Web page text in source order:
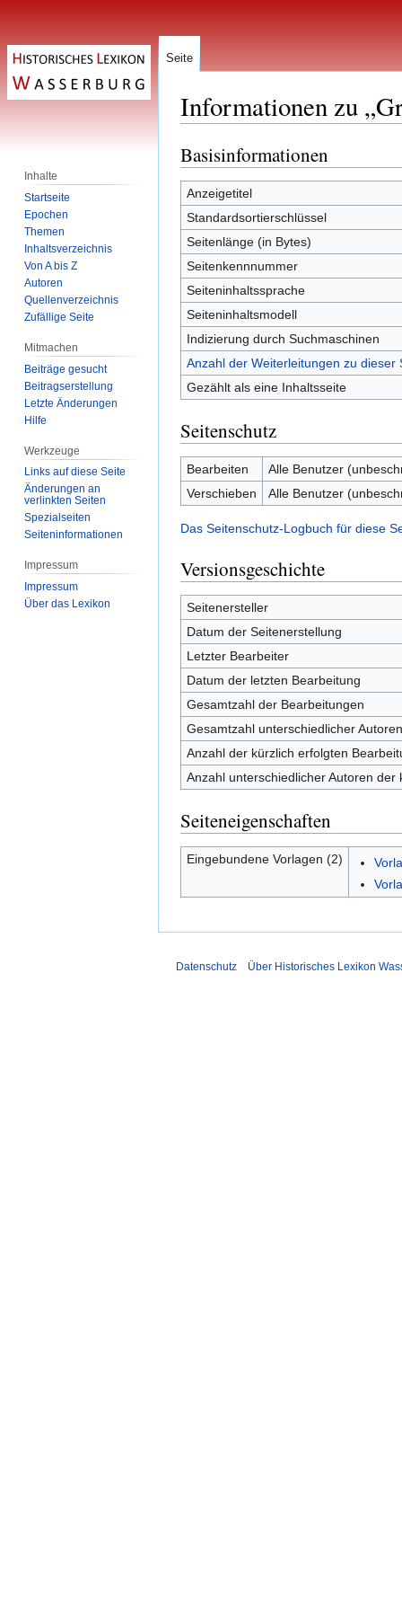
Informationen zu
Zur
Navigation
springen
Zur
Suche
springen
Basisinformationen
Anzeigetitel
Standardsortierschlüssel
Seitenlänge (in Bytes)
Seitenkennnummer
Seiteninhaltssprache
Seiteninhaltsmodell
Indizierung durch Suchmaschinen
Anzahl der Weiterleitungen zu dieser
Gezählt als eine Inhaltsseite
Seitenschutz
Bearbeiten
Alle Benutzer
Verschieben
Alle Benutzer
Das Seitenschutz-Logbuch für diese
Versionsgeschichte
Seitenersteller
Datum der Seitenerstellung
Letzter Bearbeiter
Datum der letzten Bearbeitung
Gesamtzahl der Bearbeitungen
Gesamtzahl unterschiedlicher Autoren
Anzahl der kürzlich erfolgten
Anzahl unterschiedlicher Autoren
Seiteneigenschaften
Eingebundene Vorlagen (2)
Seite
Inhalte
Startseite
Epochen
Themen
Inhaltsverzeichnis
Von A bis Z
Autoren
Quellenverzeichnis
Zufällige Seite
Mitmachen
Beiträge gesucht
Beitragserstellung
Letzte Änderungen
Hilfe
Werkzeuge
Links auf diese Seite
Änderungen an
verlinkten Seiten
Spezialseiten
Seiten­­informationen
Impressum
Impressum
Über das Lexikon
Datenschutz Über Historisches Lexikon